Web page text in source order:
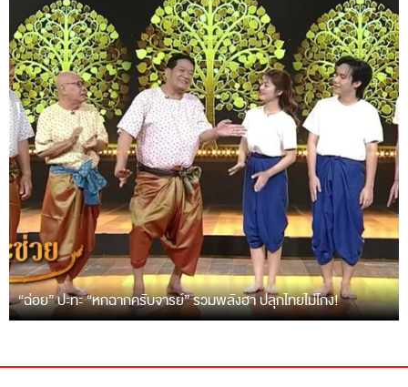
“ฉ่อย” ปะทะ “หกฉากครับจารย์” รวมพลังฮา ปลุกไทยไม่โกง!